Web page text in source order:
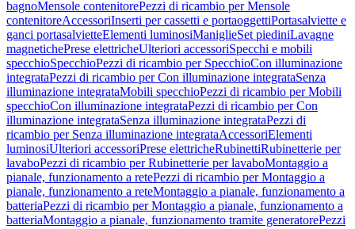
bagnoMensole contenitorePezzi di ricambio per Mensole
contenitoreAccessoriInserti per cassetti e portaoggettiPortasalviette e
ganci portasalvietteElementi luminosiManiglieSet piediniLavagne
magnetichePrese elettricheUlteriori accessoriSpecchi e mobili
specchioSpecchioPezzi di ricambio per SpecchioCon illuminazione
integrataPezzi di ricambio per Con illuminazione integrataSenza
illuminazione integrataMobili specchioPezzi di ricambio per Mobili
specchioCon illuminazione integrataPezzi di ricambio per Con
illuminazione integrataSenza illuminazione integrataPezzi di
ricambio per Senza illuminazione integrataAccessoriElementi
luminosiUlteriori accessoriPrese elettricheRubinettiRubinetterie per
lavaboPezzi di ricambio per Rubinetterie per lavaboMontaggio a
pianale, funzionamento a retePezzi di ricambio per Montaggio a
pianale, funzionamento a reteMontaggio a pianale, funzionamento a
batteriaPezzi di ricambio per Montaggio a pianale, funzionamento a
batteriaMontaggio a pianale, funzionamento tramite generatorePezzi